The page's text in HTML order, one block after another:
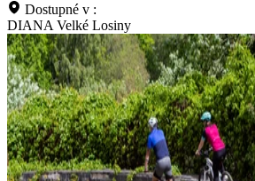
Dostupné v :
DIANA Velké Losiny